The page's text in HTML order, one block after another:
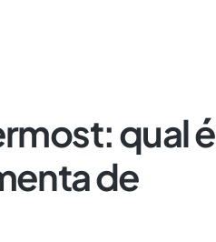
qual é
de